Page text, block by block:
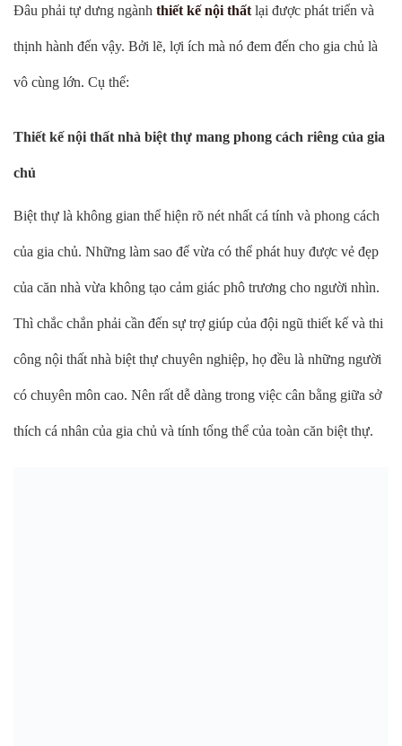
Đâu phải tự dưng ngành thiết kế nội thất lại được phát triển và
thịnh hành đến vậy. Bởi lẽ, lợi ích mà nó đem đến cho gia chủ là
vô cùng lớn. Cụ thể:
Thiết kế nội thất nhà biệt thự mang phong cách riêng của gia
chủ
Biệt thự là không gian thể hiện rõ nét nhất cá tính và phong cách
của gia chủ. Những làm sao để vừa có thể phát huy được vẻ đẹp
của căn nhà vừa không tạo cảm giác phô trương cho người nhìn.
Thì chắc chắn phải cần đến sự trợ giúp của đội ngũ thiết kế và thi
công nội thất nhà biệt thự chuyên nghiệp, họ đều là những người
có chuyên môn cao. Nên rất dễ dàng trong việc cân bằng giữa sở
thích cá nhân của gia chủ và tính tổng thể của toàn căn biệt thự.